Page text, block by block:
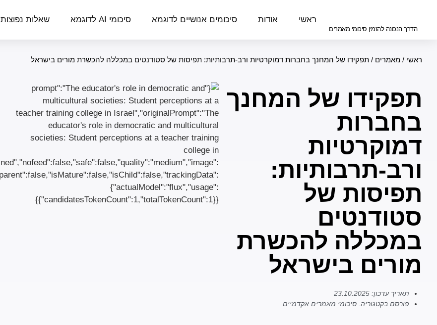
הדרך הנכונה להזמין סיכומי מאמרים
ראשי אודות סיכומים אנושיים לדוגמא סיכומי AI לדוגמא שאלות נפוצות
ראשי / מאמרים / תפקידו של המחנך בחברות דמוקרטיות ורב-תרבותיות: תפיסות של סטודנטים במכללה להכשרת מורים בישראל
תפקידו של המחנך
בחברות
דמוקרטיות
ורב-תרבותיות:
תפיסות של
סטודנטים
במכללה להכשרת
מורים בישראל
תאריך עדכון: 23.10.2025
פורסם בקטגוריה: סיכומי מאמרים אקדמיים